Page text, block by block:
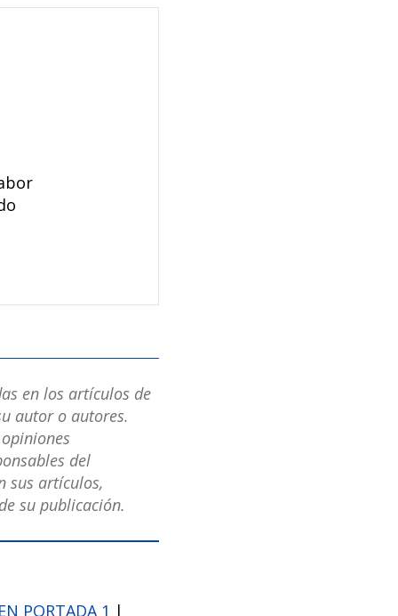
en los artículos de
autor o autores.
del
sus artículos,
su publicación.
EN PORTADA 1 |